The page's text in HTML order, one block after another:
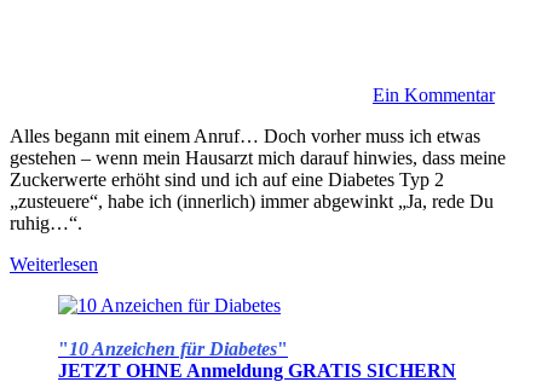
Ein Kommentar
Alles begann mit einem Anruf… Doch vorher muss ich etwas
gestehen – wenn mein Hausarzt mich darauf hinwies, dass meine
Zuckerwerte erhöht sind und ich auf eine Diabetes Typ 2
„zusteuere“, habe ich (innerlich) immer abgewinkt „Ja, rede Du
ruhig…“.
Weiterlesen
" 10 Anzeichen für Diabetes"
JETZT OHNE Anmeldung GRATIS SICHERN